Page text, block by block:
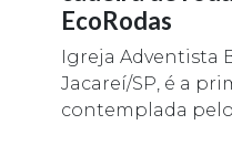
EcoRodas
Igreja Adventista
Jacareí/SP, é a
contemplada